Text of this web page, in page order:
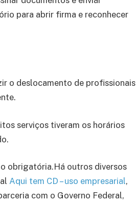
para abrir firma e reconhecer
o deslocamento de profissionais
serviços tiveram os horários
obrigatória.Há outros diversos
Aqui tem CD – uso empresarial,
com o Governo Federal,